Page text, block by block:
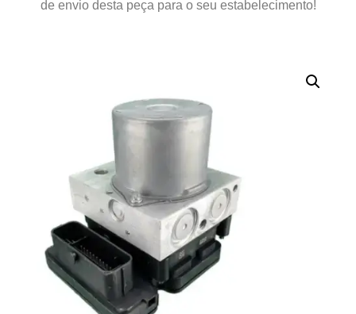
de envio desta peça para o seu estabelecimento!